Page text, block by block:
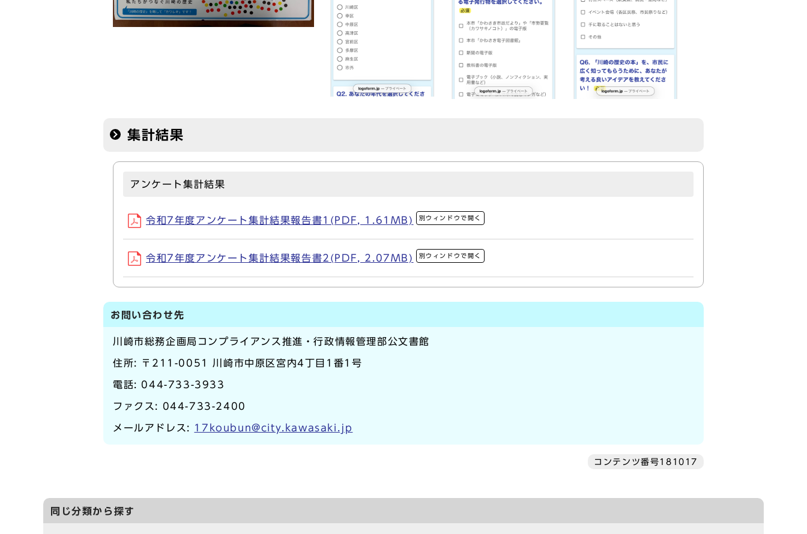
集計結果
アンケート集計結果
令和7年度アンケート集計結果報告書1(PDF, 1.61MB) 別ウィンドウで開く
令和7年度アンケート集計結果報告書2(PDF, 2.07MB) 別ウィンドウで開く
お問い合わせ先
川崎市総務企画局コンプライアンス推進・行政情報管理部公文書館
住所: 〒211-0051 川崎市中原区宮内4丁目1番1号
電話: 044-733-3933
ファクス: 044-733-2400
メールアドレス: 17koubun@city.kawasaki.jp
コンテンツ番号181017
同じ分類から探す